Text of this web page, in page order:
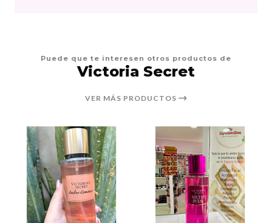
Puede que te interesen otros productos de
Victoria Secret
VER MÁS PRODUCTOS